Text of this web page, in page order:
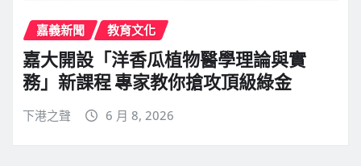
嘉義新聞 教育文化
嘉大開設「洋香瓜植物醫學理論與實
務」新課程 專家教你搶攻頂級綠金
下港之聲 6 月 8, 2026